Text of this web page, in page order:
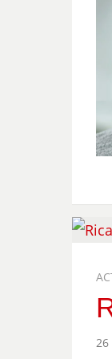
26